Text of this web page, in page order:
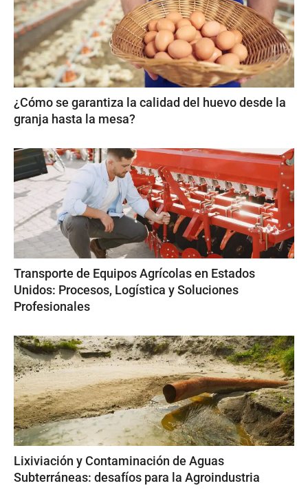
¿Cómo se garantiza la calidad del huevo desde la
granja hasta la mesa?
Transporte de Equipos Agrícolas en Estados
Unidos: Procesos, Logística y Soluciones
Profesionales
Lixiviación y Contaminación de Aguas
Subterráneas: desafíos para la Agroindustria